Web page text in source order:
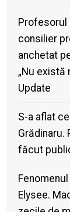
Profesorul
consilier
anchetat
„Nu există
Update
S-a aflat
Grădinaru.
făcut
Elysee.